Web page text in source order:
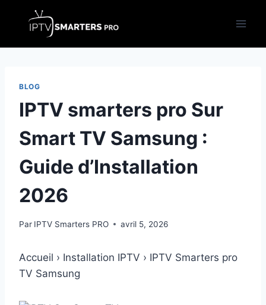
BLOG
IPTV smarters pro Sur
Smart TV Samsung :
Guide d’Installation
2026
Par IPTV Smarters PRO avril 5, 2026
Accueil › Installation IPTV › IPTV Smarters pro
TV Samsung